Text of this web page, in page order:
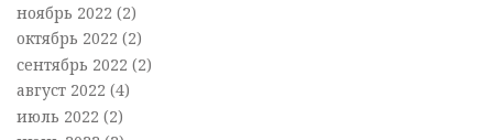
ноябрь 2022 (2)
октябрь 2022 (2)
сентябрь 2022 (2)
август 2022 (4)
июль 2022 (2)